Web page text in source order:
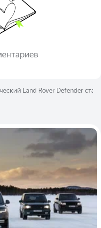
Land Rover Defender